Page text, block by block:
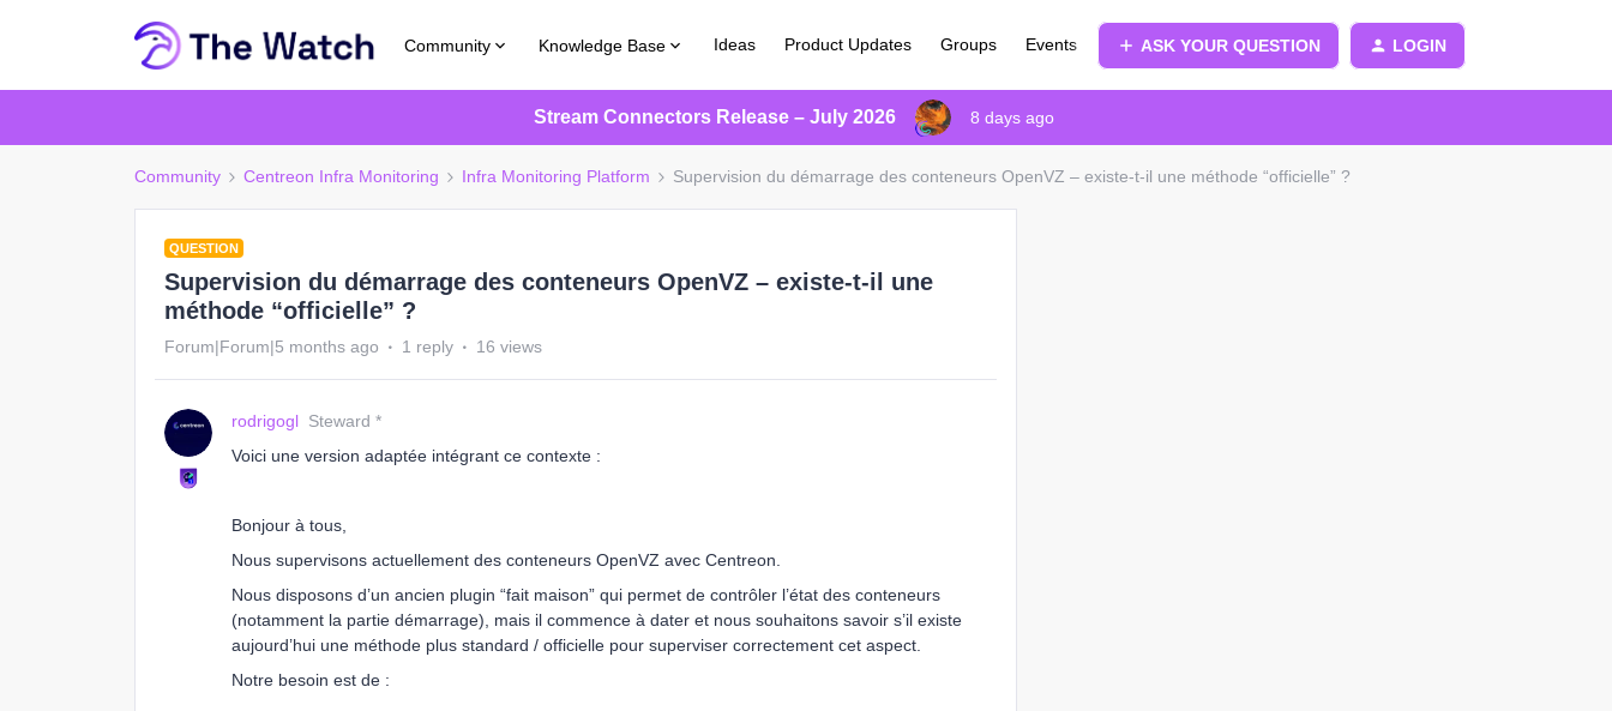
Community Knowledge Base Ideas Product Updates Groups Events ASK YOUR QUESTION LOGIN
Stream Connectors Release – July 2026 8 days ago
Community Centreon Infra Monitoring Infra Monitoring Platform Supervision du démarrage des conteneurs OpenVZ – existe-t-il une méthode “officielle” ?
QUESTION
Supervision du démarrage des conteneurs OpenVZ – existe-t-il une
méthode “officielle” ?
Forum|Forum|5 months ago 1 reply 16 views
rodrigogl Steward *
Voici une version adaptée intégrant ce contexte :
Bonjour à tous,
Nous supervisons actuellement des conteneurs OpenVZ avec Centreon.
Nous disposons d’un ancien plugin “fait maison” qui permet de contrôler l’état des conteneurs
(notamment la partie démarrage), mais il commence à dater et nous souhaitons savoir s’il existe
aujourd’hui une méthode plus standard / officielle pour superviser correctement cet aspect.
Notre besoin est de :